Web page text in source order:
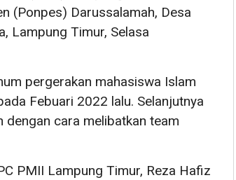
(Ponpes) Darussalamah, Desa
Lampung Timur, Selasa
pergerakan mahasiswa Islam
Febuari 2022 lalu. Selanjutnya
dengan cara melibatkan team
PMII Lampung Timur, Reza Hafiz